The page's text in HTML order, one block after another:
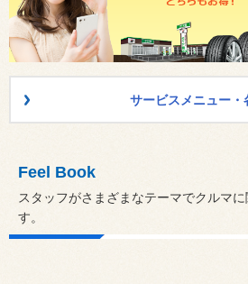
サービスメニュー・
Feel Book
スタッフがさまざまなテーマでクルマ
す。